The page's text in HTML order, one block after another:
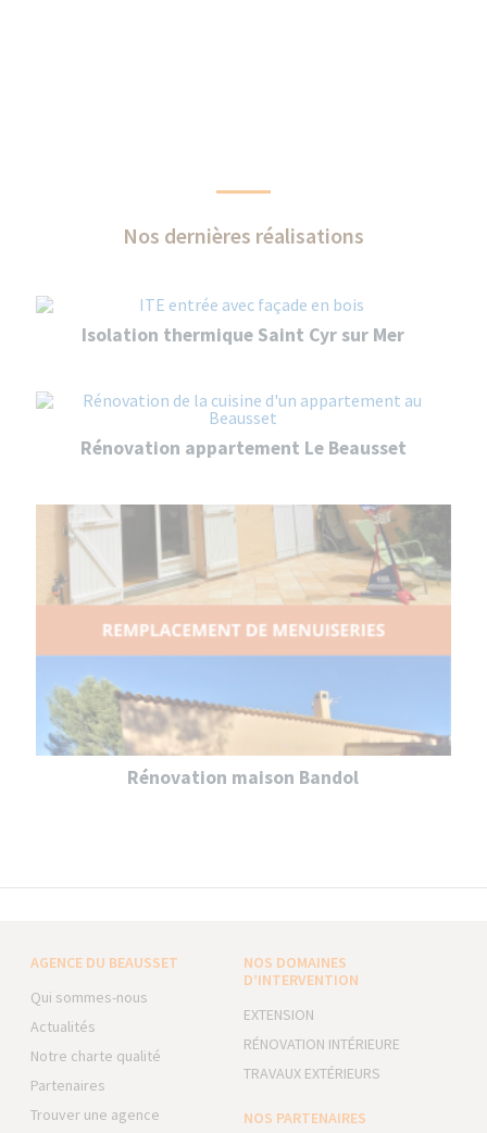
Nos dernières réalisations
Isolation thermique Saint Cyr sur Mer
Rénovation appartement Le Beausset
Rénovation maison Bandol
AGENCE DU BEAUSSET
Qui sommes-nous
Actualités
Notre charte qualité
Partenaires
Trouver une agence
NOS DOMAINES
D’INTERVENTION
EXTENSION
RÉNOVATION INTÉRIEURE
TRAVAUX EXTÉRIEURS
NOS PARTENAIRES